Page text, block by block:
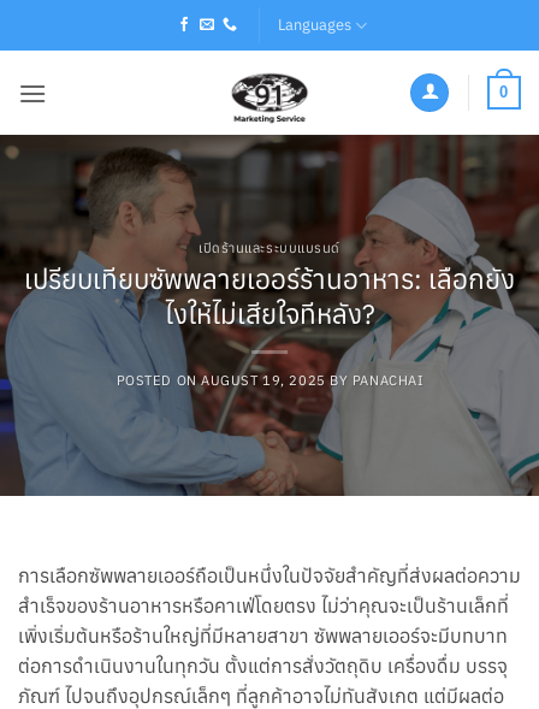
Languages
0
เปิดร้านและระบบแบรนด์
เปรียบเทียบซัพพลายเออร์ร้านอาหาร: เลือกยัง
ไงให้ไม่เสียใจทีหลัง?
POSTED ONAUGUST 19, 2025 BY PANACHAI
การเลือกซัพพลายเออร์ถือเป็นหนึ่งในปัจจัยสำคัญที่ส่งผลต่อความ
สำเร็จของร้านอาหารหรือคาเฟ่โดยตรง ไม่ว่าคุณจะเป็นร้านเล็กที่
เพิ่งเริ่มต้นหรือร้านใหญ่ที่มีหลายสาขา ซัพพลายเออร์จะมีบทบาท
ต่อการดำเนินงานในทุกวัน ตั้งแต่การสั่งวัตถุดิบ เครื่องดื่ม บรรจุ
ภัณฑ์ ไปจนถึงอุปกรณ์เล็กๆ ที่ลูกค้าอาจไม่ทันสังเกต แต่มีผลต่อ